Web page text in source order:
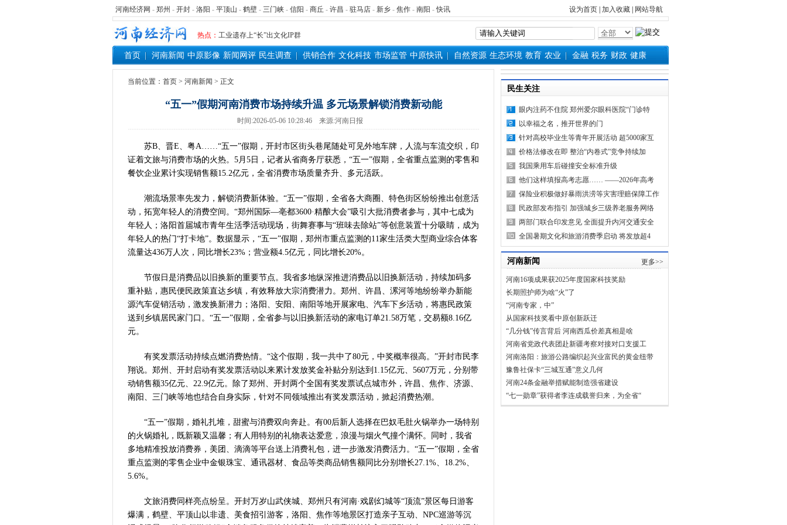
河南经济网 - 郑州 - 开封 - 洛阳 - 平顶山 - 鹤壁 - 三门峡 - 信阳 - 商丘 - 许昌 - 驻马店 - 新乡 - 焦作 - 南阳 -快讯 设为首页 加入收藏 网站导航
热点：
河南省党政代表团赴新疆考察对接对口支援工
习近平出席国家科学技术奖励大会两院院士大
工业遗存上“长”出文化IP群
河南可再生能源装机突破1亿千瓦 占比近六成
三个“没想到”刷新港区速度
336件（组）意大利文物在豫开启亚洲首展
习近平对防汛救灾工作作出重要指示
郑州、济南、青岛三城联合发布社保卡居民服
省政协十三届常委会第二十次会议开幕
“七一勋章”获得者丨“炼油专家”陈俊武：科
豫篮联赛结束第十七轮争夺 两小组前四名格
算力，正在重新“耕种”中原
河南省二十条硬核举措出炉 力促民间投资“
河南省主汛期防汛抗旱工作专题调度会召开
“从根本上改变了中国人民的前途命运”——
“几分钱”传言背后 河南西瓜价差真相是啥
河南省党政代表团赴新疆考察对接对口支援工
习近平出席国家科学技术奖励大会两院院士大
三个“没想到”刷新港区速度
336件（组）意大利文物在豫开启亚洲首展
河南省政协十三届常委会第二十次会议闭幕
习近平对防汛救灾工作作出重要指示
2026年“文明实践进基层”主题活动在郏县举
省政协十三届常委会第二十次会议开幕
“七一勋章”获得者丨“炼油专家”陈俊武：科
算力，正在重新“耕种”中原
河南省二十条硬核举措出炉 力促民间投资“
首页 河南新闻 中原影像 新闻网评 民生调查 供销合作 文化科技 市场监管 中原快讯 自然资源 生态环境 教育 农业 金融 税务 财政 健康
当前位置： 首页 > 河南新闻 > 正文
“五一”假期河南消费市场持续升温 多元场景解锁消费新动能
时间:2026-05-06 10:28:46 来源:河南日报
苏B、晋E、粤A……“五一”假期，开封市区街头巷尾随处可见外地车牌，人流与车流交织，印
证着文旅与消费市场的火热。5月5日，记者从省商务厅获悉，“五一”假期，全省重点监测的零售和
餐饮企业累计实现销售额15.2亿元，全省消费市场质量齐升、多元活跃。
潮流场景率先发力，解锁消费新体验。“五一”假期，全省各大商圈、特色街区纷纷推出创意活
动，拓宽年轻人的消费空间。“郑州国际—亳都3600·精酿大会”吸引大批消费者参与，其中七成为
年轻人；洛阳首届城市青年生活季活动现场，街舞赛事与“班味去除站”等创意装置十分吸睛，成为
年轻人的热门“打卡地”。数据显示，“五一”假期，郑州市重点监测的11家生活类大型商业综合体客
流量达436万人次，同比增长23%；营业额4.5亿元，同比增长20%。
节假日是消费品以旧换新的重要节点。我省多地纵深推进消费品以旧换新活动，持续加码多
重补贴，惠民便民政策直达乡镇，有效释放大宗消费潜力。郑州、许昌、漯河等地纷纷举办新能
源汽车促销活动，激发换新潜力；洛阳、安阳、南阳等地开展家电、汽车下乡活动，将惠民政策
送到乡镇居民家门口。“五一”假期，全省参与以旧换新活动的家电订单21.58万笔，交易额8.16亿
元。
有奖发票活动持续点燃消费热情。“这个假期，我一共中了80元，中奖概率很高。”开封市民李
翔说。郑州、开封启动有奖发票活动以来累计发放奖金补贴分别达到1.15亿元、5607万元，分别带
动销售额35亿元、22.9亿元。除了郑州、开封两个全国有奖发票试点城市外，许昌、焦作、济源、
南阳、三门峡等地也结合自身实际，针对不同领域推出有奖发票活动，掀起消费热潮。
“五一”假期，婚礼扎堆，甜蜜与消费双向奔赴。有00后新人选择在巴奴毛肚火锅举办一场特别
的火锅婚礼，既新颖又温馨；有人用特别的礼物表达爱意，浪漫与烟火气撞个满怀。同时，我省
多地精准投放消费券，美团、滴滴等平台送上消费礼包，进一步激发消费活力。“五一”假期，全省
重点监测的零售企业中金银珠宝、通讯器材、食品等类商品销售额同比分别增长27.1%、18.2%、
5.6%。
文旅消费同样亮点纷呈。开封万岁山武侠城、郑州只有河南·戏剧幻城等“顶流”景区每日游客
爆满，鹤壁、平顶山以非遗、美食招引游客，洛阳、焦作等地景区打造亲子互动、NPC巡游等沉
民生关注
眼内注药不住院 郑州爱尔眼科医院“门诊特
以幸福之名，推开世界的门
针对高校毕业生等青年开展活动 超5000家互
价格法修改在即 整治“内卷式”竞争持续加
我国乘用车后碰撞安全标准升级
他们这样填报高考志愿…… ——2026年高考
保险业积极做好暴雨洪涝等灾害理赔保障工作
民政部发布指引 加强城乡三级养老服务网络
两部门联合印发意见 全面提升内河交通安全
全国暑期文化和旅游消费季启动 将发放超4
河南新闻 更多>>
河南16项成果获2025年度国家科技奖励
长期照护师为啥“火”了
“河南专家，中”
从国家科技奖看中原创新跃迁
“几分钱”传言背后 河南西瓜价差真相是啥
河南省党政代表团赴新疆考察对接对口支援工
河南洛阳：旅游公路编织起兴业富民的黄金纽带
豫鲁社保卡“三城互通”意义几何
河南24条金融举措赋能制造强省建设
“七一勋章”获得者李连成载誉归来，为全省“